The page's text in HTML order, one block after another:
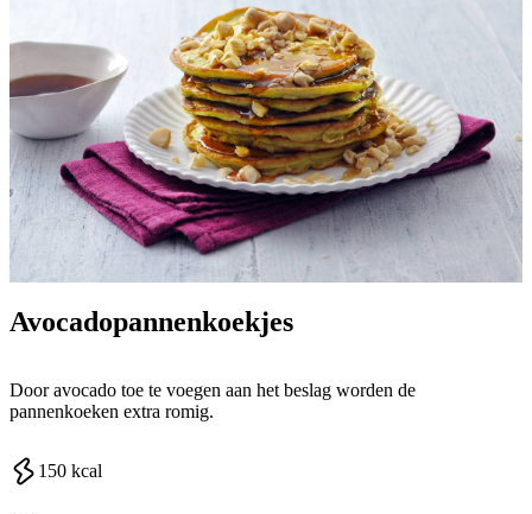
Avocadopannenkoekjes
Door avocado toe te voegen aan het beslag worden de
pannenkoeken extra romig.
150 kcal